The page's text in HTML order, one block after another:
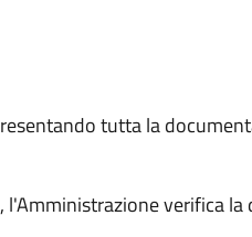
tutta la
verifica